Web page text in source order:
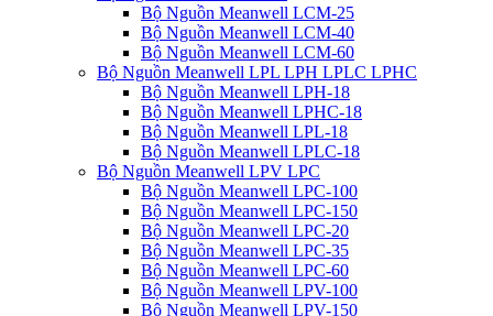
Bộ Nguồn Meanwell LCM-25
Bộ Nguồn Meanwell LCM-40
Bộ Nguồn Meanwell LCM-60
Bộ Nguồn Meanwell LPL LPH LPLC LPHC
Bộ Nguồn Meanwell LPH-18
Bộ Nguồn Meanwell LPHC-18
Bộ Nguồn Meanwell LPL-18
Bộ Nguồn Meanwell LPLC-18
Bộ Nguồn Meanwell LPV LPC
Bộ Nguồn Meanwell LPC-100
Bộ Nguồn Meanwell LPC-150
Bộ Nguồn Meanwell LPC-20
Bộ Nguồn Meanwell LPC-35
Bộ Nguồn Meanwell LPC-60
Bộ Nguồn Meanwell LPV-100
Bộ Nguồn Meanwell LPV-150